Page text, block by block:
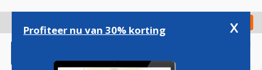
gaan
Check in
Profiteer nu van 30% korting x